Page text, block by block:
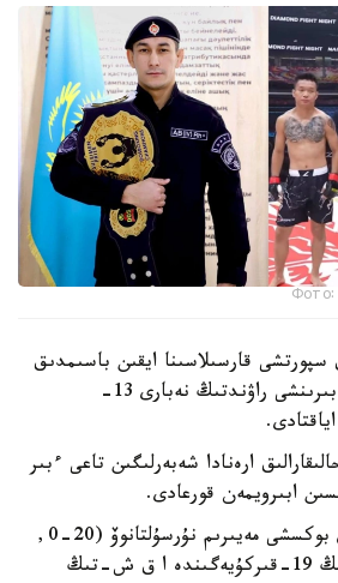
Фото:
قارسىلاسىنا ايقىن باسىمدىق
تانىتىپ، كەزدەسۋدى ءبىرىنشى راۋندتىڭ نەبارى 13-
ارەنادا شەبەرلىگىن تاعى ءبىر
ابىرويمەن قورعادى.
قازاقستاندىق كاسىپقوي بوكسشى مەيىرىم نۇرسۇلتانوۆ (20-0,
11 ك و) 2026 -جىلدىڭ 19-قىركۇيەگىندە ا ق ش-تىڭ